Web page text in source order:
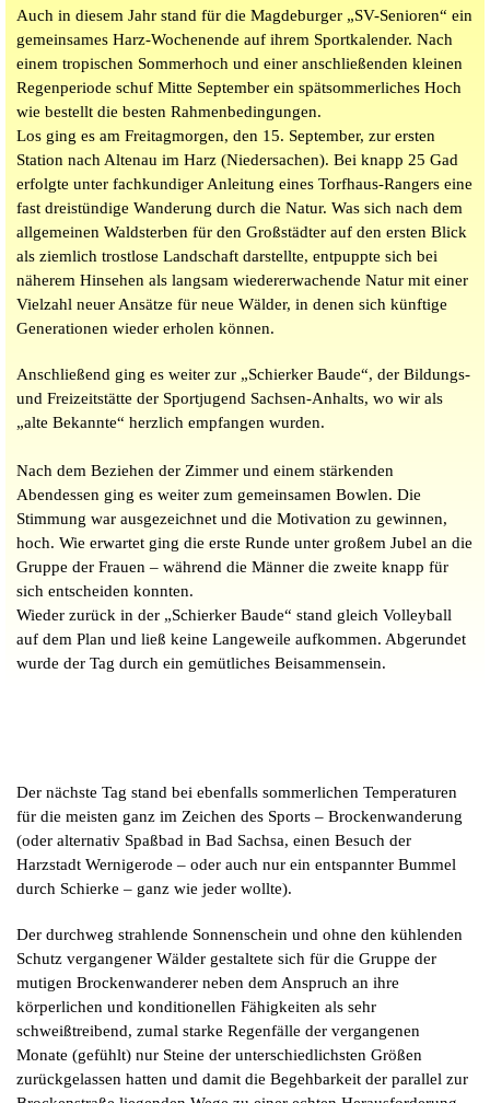
Auch in diesem Jahr stand für die Magdeburger „SV-Senioren“ ein
gemeinsames Harz-Wochenende auf ihrem Sportkalender. Nach
einem tropischen Sommerhoch und einer anschließenden kleinen
Regenperiode schuf Mitte September ein spätsommerliches Hoch
wie bestellt die besten Rahmenbedingungen.
Los ging es am Freitagmorgen, den 15. September, zur ersten
Station nach Altenau im Harz (Niedersachen). Bei knapp 25 Gad
erfolgte unter fachkundiger Anleitung eines Torfhaus-Rangers eine
fast dreistündige Wanderung durch die Natur. Was sich nach dem
allgemeinen Waldsterben für den Großstädter auf den ersten Blick
als ziemlich trostlose Landschaft darstellte, entpuppte sich bei
näherem Hinsehen als langsam wiedererwachende Natur mit einer
Vielzahl neuer Ansätze für neue Wälder, in denen sich künftige
Generationen wieder erholen können.
Anschließend ging es weiter zur „Schierker Baude“, der Bildungs-
und Freizeitstätte der Sportjugend Sachsen-Anhalts, wo wir als
„alte Bekannte“ herzlich empfangen wurden.
Nach dem Beziehen der Zimmer und einem stärkenden
Abendessen ging es weiter zum gemeinsamen Bowlen. Die
Stimmung war ausgezeichnet und die Motivation zu gewinnen,
hoch. Wie erwartet ging die erste Runde unter großem Jubel an die
Gruppe der Frauen – während die Männer die zweite knapp für
sich entscheiden konnten.
Wieder zurück in der „Schierker Baude“ stand gleich Volleyball
auf dem Plan und ließ keine Langeweile aufkommen. Abgerundet
wurde der Tag durch ein gemütliches Beisammensein.
Der nächste Tag stand bei ebenfalls sommerlichen Temperaturen
für die meisten ganz im Zeichen des Sports – Brockenwanderung
(oder alternativ Spaßbad in Bad Sachsa, einen Besuch der
Harzstadt Wernigerode – oder auch nur ein entspannter Bummel
durch Schierke – ganz wie jeder wollte).
Der durchweg strahlende Sonnenschein und ohne den kühlenden
Schutz vergangener Wälder gestaltete sich für die Gruppe der
mutigen Brockenwanderer neben dem Anspruch an ihre
körperlichen und konditionellen Fähigkeiten als sehr
schweißtreibend, zumal starke Regenfälle der vergangenen
Monate (gefühlt) nur Steine der unterschiedlichsten Größen
zurückgelassen hatten und damit die Begehbarkeit der parallel zur